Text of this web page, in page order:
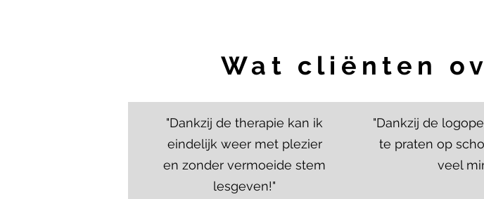
Wat cliënten
"Dankzij de therapie kan ik
eindelijk weer met plezier
en zonder vermoeide stem
lesgeven!"
"Dankzij de
te praten op
veel